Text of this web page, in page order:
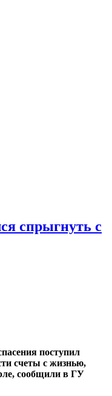
спрыгнуть с
поступил
счеты с жизнью,
сообщили в ГУ